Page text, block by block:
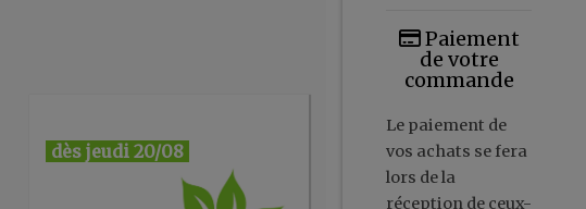
dès jeudi 20/08
Paiement
de votre
commande
Le paiement de
vos achats se fera
lors de la
réception de ceux-